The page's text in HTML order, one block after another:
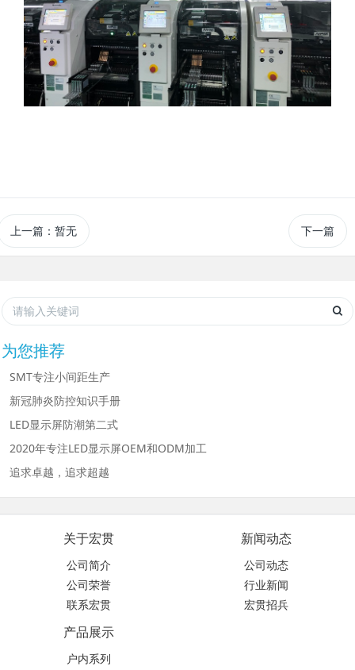
上一篇：暂无 下一篇
为您推荐
SMT专注小间距生产
新冠肺炎防控知识手册
LED显示屏防潮第二式
2020年专注LED显示屏OEM和ODM加工
追求卓越，追求超越
关于宏贯
公司简介
公司荣誉
联系宏贯
新闻动态
公司动态
行业新闻
宏贯招兵
产品展示
户内系列